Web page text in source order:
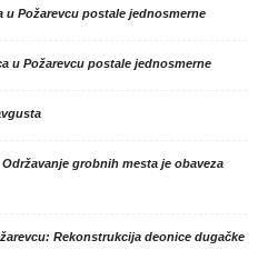
u Požarevcu postale jednosmerne
u Požarevcu postale jednosmerne
grobnih mesta je obaveza
Rekonstrukcija deonice dugačke